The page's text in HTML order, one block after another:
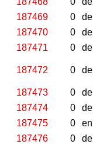
187469
0 de
187470
0 de
187471
0 de
187472 0 de
187473
0 de
187474
0 de
187475
0 en
187476
0 de